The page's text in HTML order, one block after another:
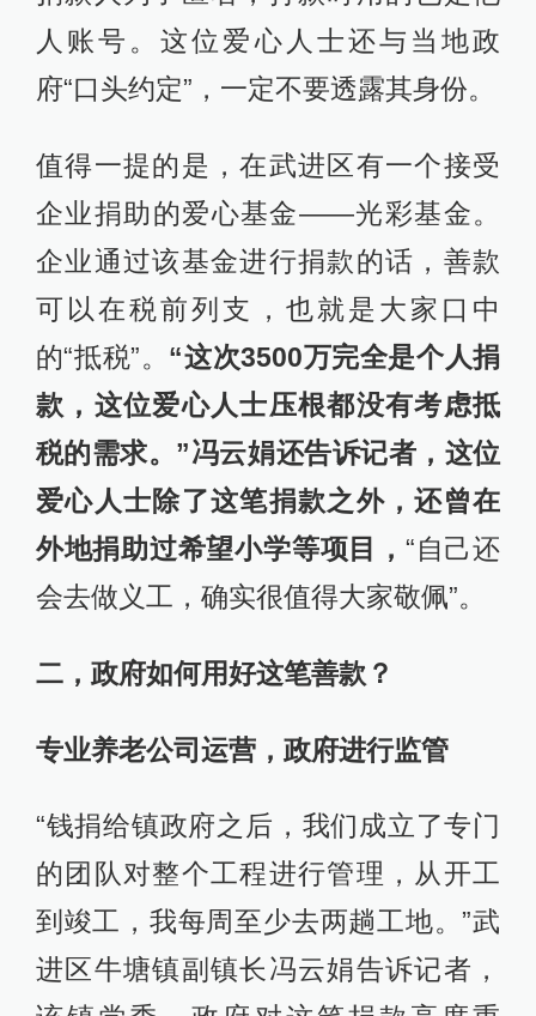
人账号。这位爱心人士还与当地政
府“口头约定”，一定不要透露其身份。
值得一提的是，在武进区有一个接受
企业捐助的爱心基金——光彩基金。
企业通过该基金进行捐款的话，善款
可以在税前列支，也就是大家口中
的“抵税”。 “这次3500万完全是个人捐
款，这位爱心人士压根都没有考虑抵
税的需求。”冯云娟还告诉记者，这位
爱心人士除了这笔捐款之外，还曾在
外地捐助过希望小学等项目， “自己还
会去做义工，确实很值得大家敬佩”。
二，政府如何用好这笔善款？
专业养老公司运营，政府进行监管
“钱捐给镇政府之后，我们成立了专门
的团队对整个工程进行管理，从开工
到竣工，我每周至少去两趟工地。”武
进区牛塘镇副镇长冯云娟告诉记者，